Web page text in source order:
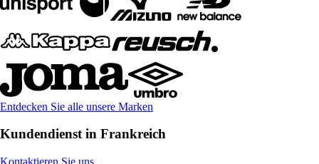
Entdecken Sie alle unsere Marken
Kundendienst in Frankreich
Kontaktieren Sie uns